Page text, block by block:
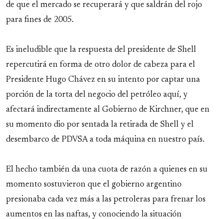
de que el mercado se recuperará y que saldrán del rojo
para fines de 2005.
Es ineludible que la respuesta del presidente de Shell
repercutirá en forma de otro dolor de cabeza para el
Presidente Hugo Chávez en su intento por captar una
porción de la torta del negocio del petróleo aquí, y
afectará indirectamente al Gobierno de Kirchner, que en
su momento dio por sentada la retirada de Shell y el
desembarco de PDVSA a toda máquina en nuestro país.
El hecho también da una cuota de razón a quienes en su
momento sostuvieron que el gobierno argentino
presionaba cada vez más a las petroleras para frenar los
aumentos en las naftas, y conociendo la situación